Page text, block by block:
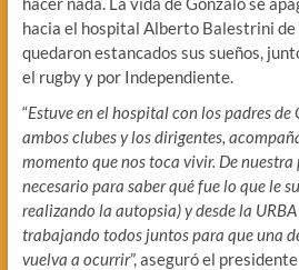
hacia el hospital Alberto Balestrini de
quedaron estancados sus sueños,
el rugby y por Independiente.
“Estuve en el hospital con los padres de
ambos clubes y los dirigentes,
momento que nos toca vivir. De
necesario para saber qué fue lo que le
realizando la autopsia) y desde la
trabajando todos juntos para que una
vuelva a ocurrir”, aseguró el